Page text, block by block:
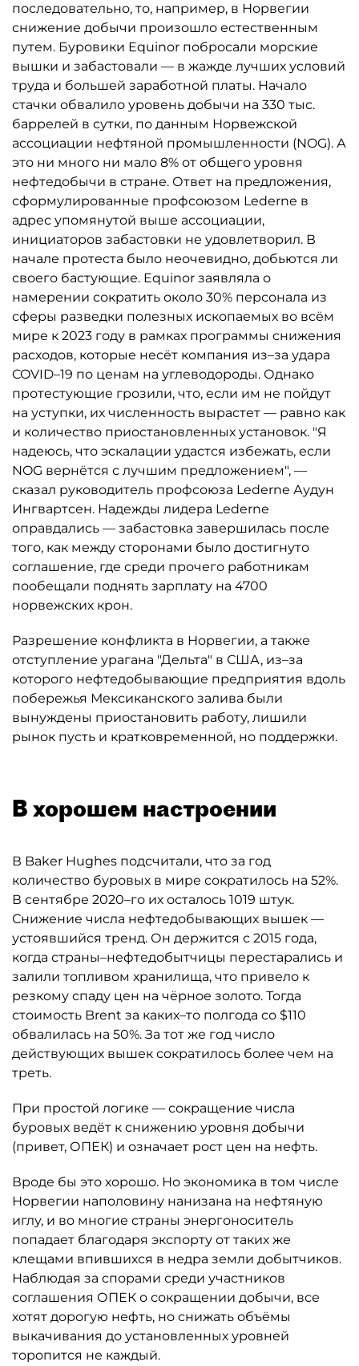
последовательно, то, например, в Норвегии
снижение добычи произошло естественным
путем. Буровики Equinor побросали морские
вышки и забастовали — в жажде лучших условий
труда и большей заработной платы. Начало
стачки обвалило уровень добычи на 330 тыс.
баррелей в сутки, по данным Норвежской
ассоциации нефтяной промышленности (NOG). А
это ни много ни мало 8% от общего уровня
нефтедобычи в стране. Ответ на предложения,
сформулированные профсоюзом Lederne в
адрес упомянутой выше ассоциации,
инициаторов забастовки не удовлетворил. В
начале протеста было неочевидно, добьются ли
своего бастующие. Equinor заявляла о
намерении сократить около 30% персонала из
сферы разведки полезных ископаемых во всём
мире к 2023 году в рамках программы снижения
расходов, которые несёт компания из–за удара
COVID–19 по ценам на углеводороды. Однако
протестующие грозили, что, если им не пойдут
на уступки, их численность вырастет — равно как
и количество приостановленных установок. "Я
надеюсь, что эскалации удастся избежать, если
NOG вернётся с лучшим предложением", —
сказал руководитель профсоюза Lederne Аудун
Ингвартсен. Надежды лидера Lederne
оправдались — забастовка завершилась после
того, как между сторонами было достигнуто
соглашение, где среди прочего работникам
пообещали поднять зарплату на 4700
норвежских крон.
Разрешение конфликта в Норвегии, а также
отступление урагана "Дельта" в США, из–за
которого нефтедобывающие предприятия вдоль
побережья Мексиканского залива были
вынуждены приостановить работу, лишили
рынок пусть и кратковременной, но поддержки.
В хорошем настроении
В Baker Hughes подсчитали, что за год
количество буровых в мире сократилось на 52%.
В сентябре 2020–го их осталось 1019 штук.
Снижение числа нефтедобывающих вышек —
устоявшийся тренд. Он держится с 2015 года,
когда страны–нефтедобытчицы перестарались и
залили топливом хранилища, что привело к
резкому спаду цен на чёрное золото. Тогда
стоимость Brent за каких–то полгода со $110
обвалилась на 50%. За тот же год число
действующих вышек сократилось более чем на
треть.
При простой логике — сокращение числа
буровых ведёт к снижению уровня добычи
(привет, ОПЕК) и означает рост цен на нефть.
Вроде бы это хорошо. Но экономика в том числе
Норвегии наполовину нанизана на нефтяную
иглу, и во многие страны энергоноситель
попадает благодаря экспорту от таких же
клещами впившихся в недра земли добытчиков.
Наблюдая за спорами среди участников
соглашения ОПЕК о сокращении добычи, все
хотят дорогую нефть, но снижать объёмы
выкачивания до установленных уровней
торопится не каждый.